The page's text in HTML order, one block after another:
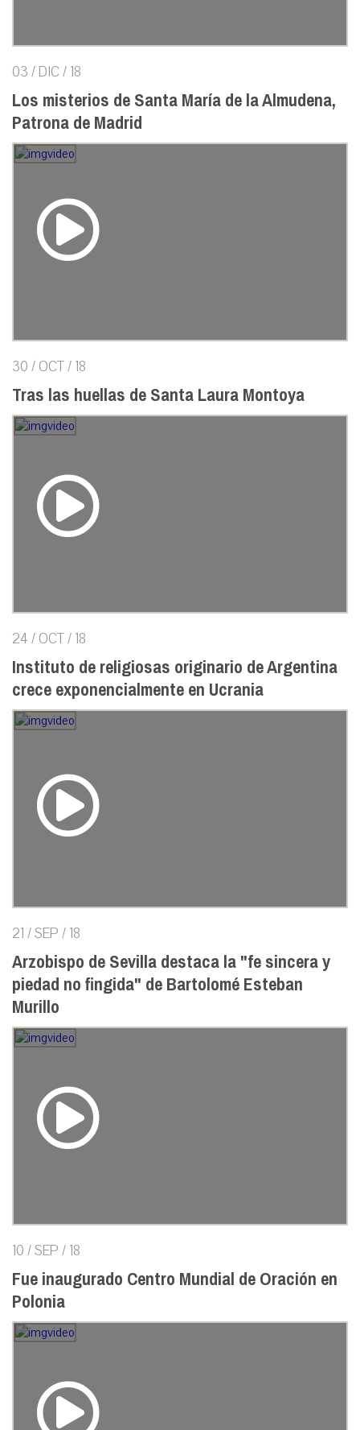
03 / DIC / 18
Los misterios de Santa María de la Almudena,
Patrona de Madrid
30 / OCT / 18
Tras las huellas de Santa Laura Montoya
24 / OCT / 18
Instituto de religiosas originario de Argentina
crece exponencialmente en Ucrania
21 / SEP / 18
Arzobispo de Sevilla destaca la "fe sincera y
piedad no fingida" de Bartolomé Esteban
Murillo
10 / SEP / 18
Fue inaugurado Centro Mundial de Oración en
Polonia